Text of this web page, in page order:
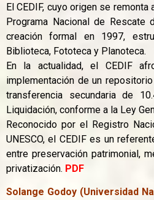
El CEDIF, cuyo origen se
Programa Nacional de
creación formal en 1997,
Biblioteca, Fototeca y Planoteca.
En la actualidad, el CEDIF
implementación de un
transferencia secundaria de
Liquidación, conforme a la Ley
Reconocido por el Registro
UNESCO, el CEDIF es un
entre preservación patrimonial,
privatización. PDF
Solange Godoy (Universidad